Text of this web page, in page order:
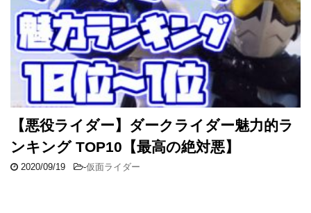
【悪役ライダー】ダークライダー魅力的ラ
ンキング TOP10【最高の絶対悪】
2020/09/19 -仮面ライダー